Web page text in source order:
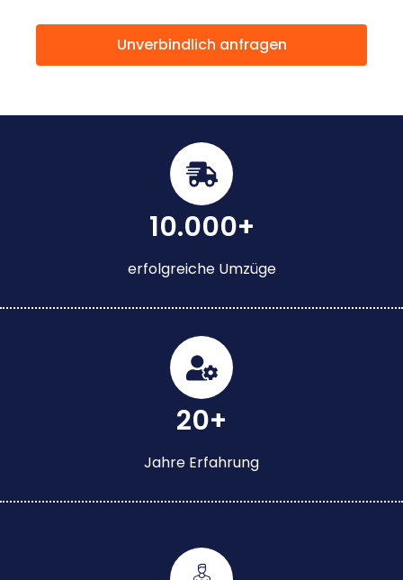
Unverbindlich anfragen
10.000+
erfolgreiche Umzüge
20+
Jahre Erfahrung